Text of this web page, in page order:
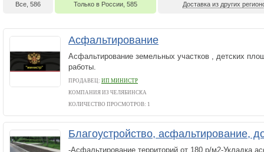
Все, 586 Только в России, 585 Доставка из других
Асфальтирование
Асфальтирование земельных участков , детских
работы.
ПРОДАВЕЦ: ИП МИНИСТР
КОМПАНИЯ ИЗ ЧЕЛЯБИНСКА
КОЛИЧЕСТВО ПРОСМОТРОВ: 1
Благоустройство, асфальтирование,
-Асфальтирование территорий от 180 р/м2-Укладка